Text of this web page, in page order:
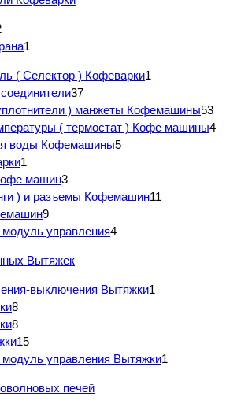
1
( Селектор ) Кофеварки1
37
) манжеты Кофемашины53
( термостат ) Кофе машины4
воды Кофемашины5
1
машин3
) и разъемы Кофемашин11
9
управления4
Вытяжек
выключения Вытяжки1
8
8
15
управления Вытяжки1
печей